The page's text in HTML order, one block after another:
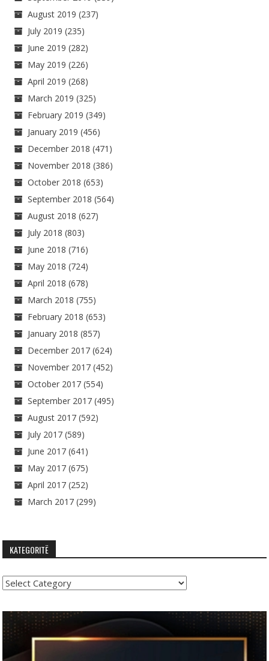
August 2019 (237)
July 2019 (235)
June 2019 (282)
May 2019 (226)
April 2019 (268)
March 2019 (325)
February 2019 (349)
January 2019 (456)
December 2018 (471)
November 2018 (386)
October 2018 (653)
September 2018 (564)
August 2018 (627)
July 2018 (803)
June 2018 (716)
May 2018 (724)
April 2018 (678)
March 2018 (755)
February 2018 (653)
January 2018 (857)
December 2017 (624)
November 2017 (452)
October 2017 (554)
September 2017 (495)
August 2017 (592)
July 2017 (589)
June 2017 (641)
May 2017 (675)
April 2017 (252)
March 2017 (299)
KATEGORITË
Kategoritë